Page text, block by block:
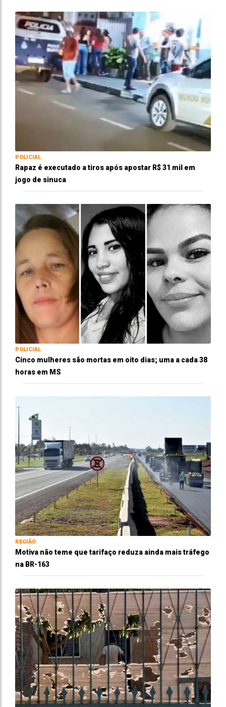
POLICIAL
Rapaz é executado a tiros após apostar R$ 31 mil em
jogo de sinuca
POLICIAL
Cinco mulheres são mortas em oito dias; uma a cada 38
horas em MS
REGIÃO
Motiva não teme que tarifaço reduza ainda mais tráfego
na BR-163